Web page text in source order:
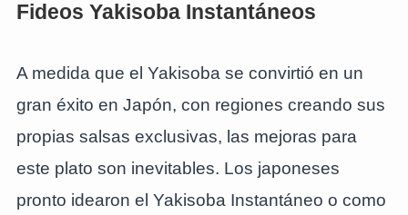
Fideos Yakisoba Instantáneos
A medida que el Yakisoba se convirtió en un
gran éxito en Japón, con regiones creando sus
propias salsas exclusivas, las mejoras para
este plato son inevitables. Los japoneses
pronto idearon el Yakisoba Instantáneo o como